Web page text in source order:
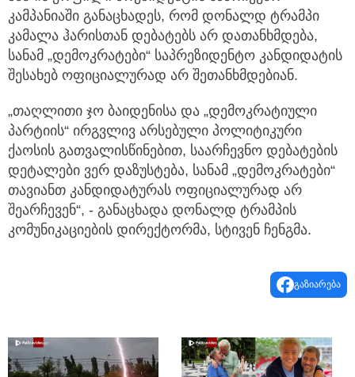
კამპანიაში განაცხადეს, რომ დონალდ ტრამპი
კამალა ჰარისთან დებატებს არ დათანხმდება,
სანამ „დემოკრატები“ საპრეზიდენტო კანდიდატის
შესახებ ოფიციალურად არ შეთანხმდებიან.
„თაღლითი ჯო ბაიდენისა და „დემოკრატიული
პარტიის“ ირგვლივ არსებული პოლიტიკური
ქაოსის გათვალისწინებით, საარჩევნო დებატების
დეტალები ვერ დაზუსტება, სანამ „დემოკრატები“
თავიანთ კანდიდატურას ოფიციალურად არ
შეარჩევენ“, - განაცხადა დონალდ ტრამპის
კომუნიკაციების დირექტორმა, სტივენ ჩენგმა.
გაზიარება